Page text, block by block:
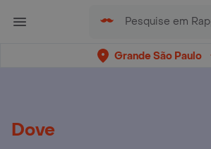
Grande São Paulo
Dove